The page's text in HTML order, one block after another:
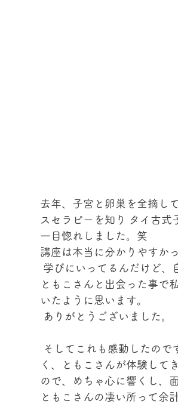
去年、子宮と卵巣を全摘し
スセラピーを知り タイ古
一目惚れしました。笑
講座は本当に分かりやすか
学びにいってるんだけど
ともこさんと出会った事で
いたように思います。
ありがとうございました。
そしてこれも感動したの
く、ともこさんが体験して
ので、めちゃ心に響くし、
ともこさんの凄い所って余